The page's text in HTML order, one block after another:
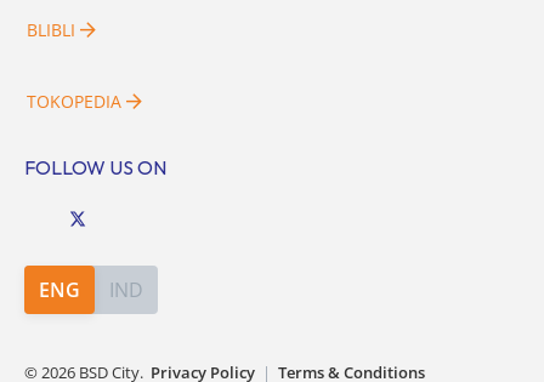
BLIBLI
TOKOPEDIA
FOLLOW US ON
ENG IND
©2026 BSD City. Privacy Policy | Terms & Conditions